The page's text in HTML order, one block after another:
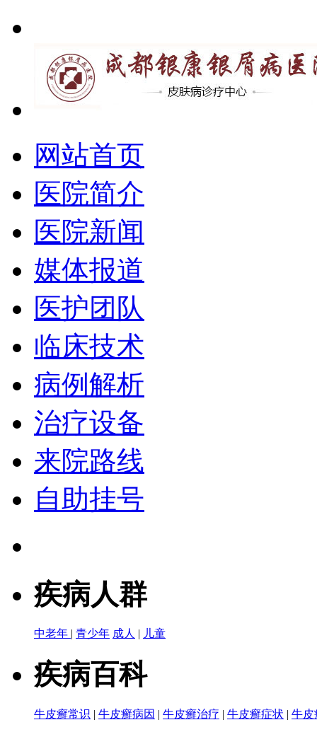
网站首页
医院简介
医院新闻
媒体报道
医护团队
临床技术
病例解析
治疗设备
来院路线
自助挂号
疾病人群
中老年 | 青少年 成人 | 儿童
疾病百科
牛皮癣常识 | 牛皮癣病因 | 牛皮癣治疗 | 牛皮癣症状 | 牛皮